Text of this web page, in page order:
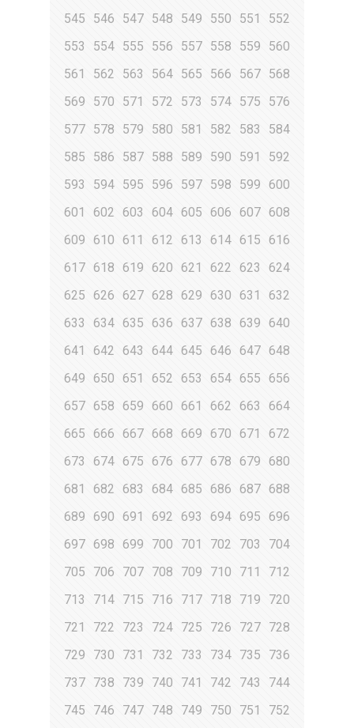
545
546 547 548 549 550 551
552
553
554 555 556 557 558 559
560
561
562 563 564 565 566 567 568
569
570 571 572 573 574 575
576
577 578 579 580 581 582 583
584
585
586 587 588 589 590 591
592
593
594 595 596 597 598 599
600
601
602 603 604 605 606 607 608
609
610 611 612 613 614 615
616
617 618 619 620 621 622 623
624
625
626 627 628 629 630 631
632
633
634 635 636 637 638 639 640
641
642 643 644 645 646 647 648
649
650 651 652 653 654 655 656
657 658 659 660 661 662 663
664
665
666 667 668 669 670 671
672
673
674 675 676 677 678 679
680
681
682 683 684 685 686 687 688
689
690 691 692 693 694 695
696
697 698 699 700 701 702 703
704
705
706 707 708 709 710 711
712
713
714 715 716 717 718 719
720
721
722 723 724 725 726 727 728
729
730 731 732 733 734 735
736
737 738 739 740 741 742 743
744
745
746 747 748 749 750 751
752